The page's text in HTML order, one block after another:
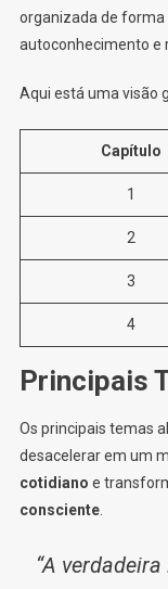
organizada de forma
autoconhecimento e
Aqui está uma visão
Capítulo
1
2
3
4
Principais
Os principais temas
desacelerar em um
cotidiano e
consciente.
“A